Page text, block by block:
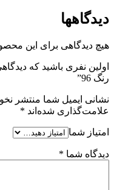
دیدگاهها
هیچ دیدگاهی برای این
اولین نفری باشید که
رنگ 96”
نشانی ایمیل شما منتشر
علامت‌گذاری شده‌اند *
امتیاز شما
دیدگاه شما *